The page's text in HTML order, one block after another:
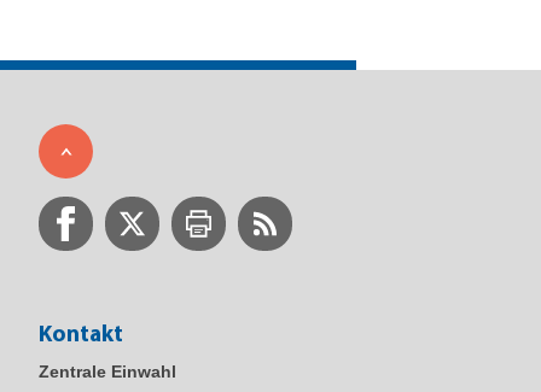
Kontakt
Zentrale Einwahl